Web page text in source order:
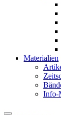
Materialien
Info-